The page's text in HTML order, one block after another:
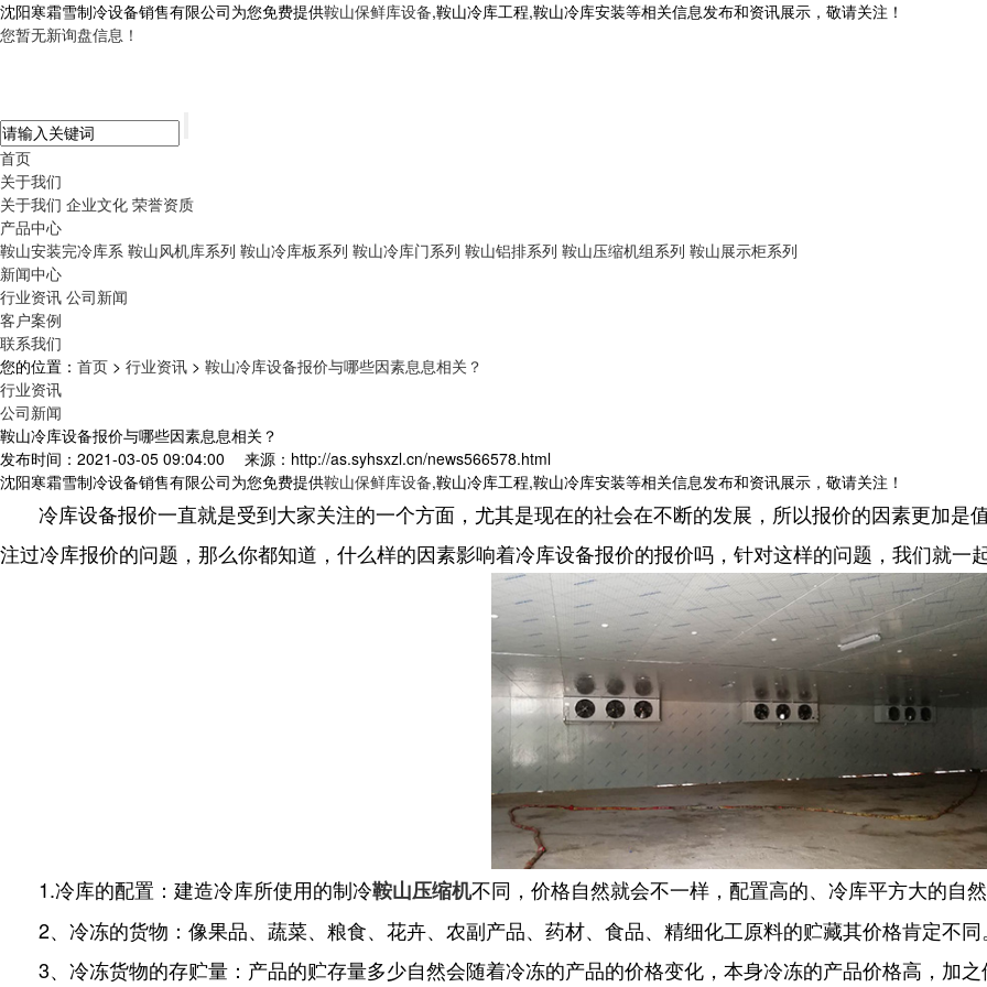
沈阳寒霜雪制冷设备销售有限公司为您免费提供鞍山保鲜库设备,鞍山冷库工程,鞍山冷库安装等相关信息发布和资讯展示，敬请关注！
您暂无新询盘信息！
首页
关于我们
关于我们 企业文化 荣誉资质
产品中心
鞍山安装完冷库系 鞍山风机库系列 鞍山冷库板系列 鞍山冷库门系列 鞍山铝排系列 鞍山压缩机组系列 鞍山展示柜系列
新闻中心
行业资讯 公司新闻
客户案例
联系我们
您的位置： 首页 > 行业资讯 > 鞍山冷库设备报价与哪些因素息息相关？
行业资讯
公司新闻
鞍山冷库设备报价与哪些因素息息相关？
发布时间：2021-03-05 09:04:00
来源：http://as.syhsxzl.cn/news566578.html
沈阳寒霜雪制冷设备销售有限公司为您免费提供鞍山保鲜库设备,鞍山冷库工程,鞍山冷库安装等相关信息发布和资讯展示，敬请关注！
冷库设备报价一直就是受到大家关注的一个方面，尤其是现在的社会在不断的发展，所以报价的因素更加是
注过冷库报价的问题，那么你都知道，什么样的因素影响着冷库设备报价的报价吗，针对这样的问题，我们就一
1.冷库的配置：建造冷库所使用的制冷鞍山压缩机不同，价格自然就会不一样，配置高的、冷库平方大的自
2、冷冻的货物：像果品、蔬菜、粮食、花卉、农副产品、药材、食品、精细化工原料的贮藏其价格肯定不同
3、冷冻货物的存贮量：产品的贮存量多少自然会随着冷冻的产品的价格变化，本身冷冻的产品价格高，加